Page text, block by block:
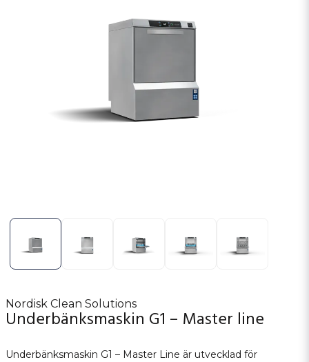
Nordisk Clean Solutions
Underbänksmaskin G1 – Master line
Underbänksmaskin G1 – Master Line är utvecklad för